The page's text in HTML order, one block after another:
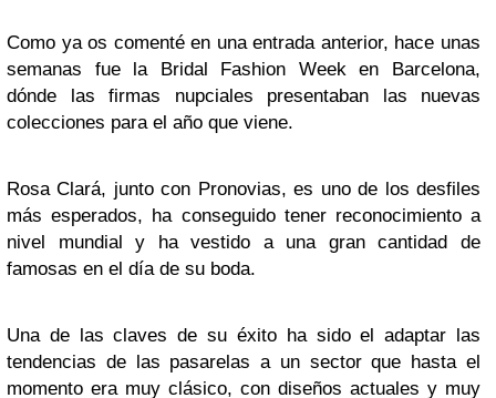
Como ya os comenté en una entrada anterior, hace unas
semanas fue la Bridal Fashion Week en Barcelona,
dónde las firmas nupciales presentaban las nuevas
colecciones para el año que viene.
Rosa Clará, junto con Pronovias, es uno de los desfiles
más esperados, ha conseguido tener reconocimiento a
nivel mundial y ha vestido a una gran cantidad de
famosas en el día de su boda.
Una de las claves de su éxito ha sido el adaptar las
tendencias de las pasarelas a un sector que hasta el
momento era muy clásico, con diseños actuales y muy